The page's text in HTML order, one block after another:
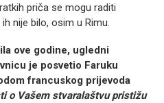
priča se mogu raditi
nije bilo, osim u Rimu.
ove godine, ugledni
je posvetio Faruku
francuskog prijevoda
o Vašem stvaralaštvu pristižu